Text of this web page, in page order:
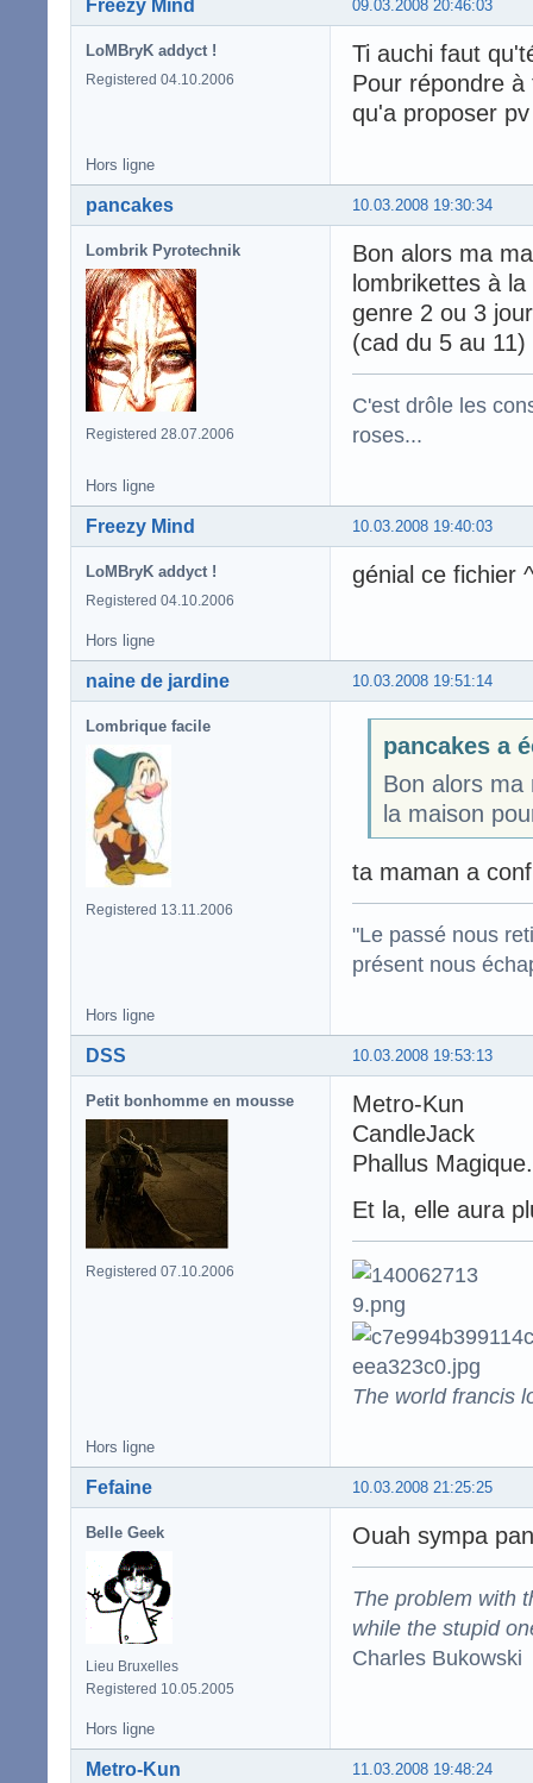
09.03.2008 20:46:03
Freezy Mind
LoMBryK addyct !
Registered 04.10.2006
Ti auchi faut
Pour répondre
qu'a proposer
Hors ligne
10.03.2008 19:30:34
pancakes
Lombrik Pyrotechnik
Registered 28.07.2006
Bon alors ma
lombrikettes à
genre 2 ou 3
(cad du 5 au
C'est drôle les
roses...
Hors ligne
10.03.2008 19:40:03
Freezy Mind
LoMBryK addyct !
Registered 04.10.2006
génial ce fichier
Hors ligne
10.03.2008 19:51:14
naine de jardine
Lombrique facile
Registered 13.11.2006
pancakes a
Bon alors ma
la maison
ta maman a
"Le passé nous
présent nous
Hors ligne
10.03.2008 19:53:13
DSS
Petit bonhomme en mousse
Registered 07.10.2006
Metro-Kun
CandleJack
Phallus Magique.
Et la, elle aura
The world francis
Hors ligne
10.03.2008 21:25:25
Fefaine
Belle Geek
Lieu Bruxelles
Registered 10.05.2005
Ouah sympa
The problem with
while the stupid
Charles Bukowski
Hors ligne
11.03.2008 19:48:24
Metro-Kun